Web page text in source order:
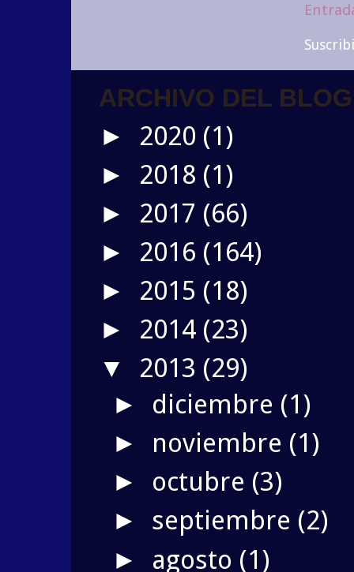
ARCHIVO DEL BLOG
► 2020 (1)
► 2018 (1)
► 2017 (66)
► 2016 (164)
► 2015 (18)
► 2014 (23)
▼ 2013 (29)
► diciembre (1)
► noviembre (1)
► octubre (3)
► septiembre (2)
► agosto (1)